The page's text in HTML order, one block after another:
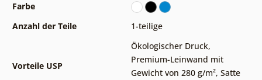
Farbe
Anzahl der Teile
1-teilige
Vorteile USP
Ökologischer Druck,
Premium-Leinwand mit
Gewicht von 280 g/m², Satte